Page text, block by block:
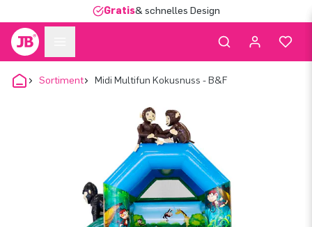
Gratis& schnelles Design
Sortiment Midi Multifun Kokusnuss - B&F